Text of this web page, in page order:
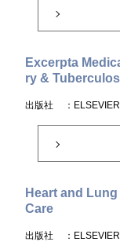
Excerpta
ry &
出版社 ：ELSEVIER
Heart and
Care
出版社 ：ELSEVIER